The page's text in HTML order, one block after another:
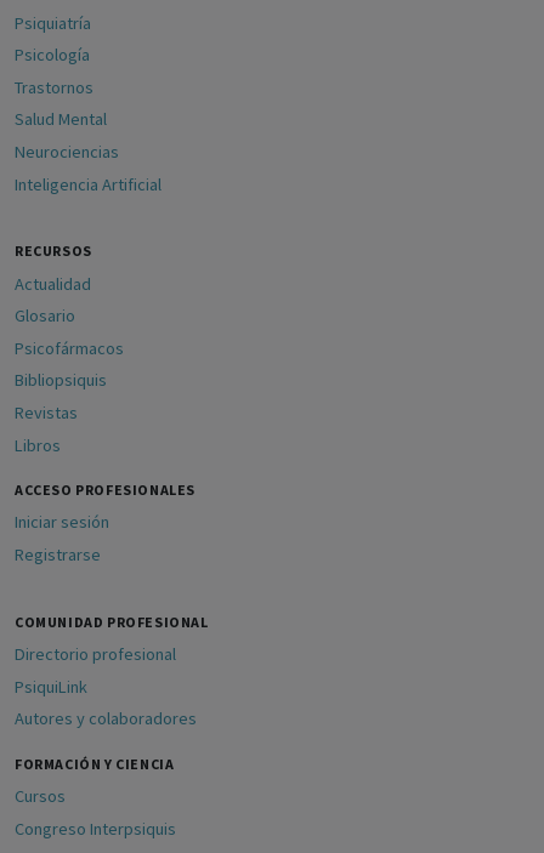
Psiquiatría
Psicología
Trastornos
Salud Mental
Neurociencias
Inteligencia Artificial
RECURSOS
Actualidad
Glosario
Psicofármacos
Bibliopsiquis
Revistas
Libros
ACCESO PROFESIONALES
Iniciar sesión
Registrarse
COMUNIDAD PROFESIONAL
Directorio profesional
PsiquiLink
Autores y colaboradores
FORMACIÓN Y CIENCIA
Cursos
Congreso Interpsiquis